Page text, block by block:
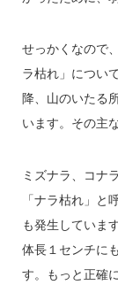
せっかくなので
ラ枯れ」につい
降、山のいたる
います。その主
ミズナラ、コナ
「ナラ枯れ」と
も発生していま
体長１センチに
す。もっと正確